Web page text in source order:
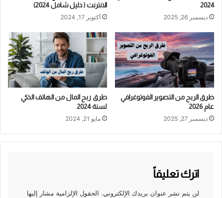
2024
ديسمبر 26, 2025
الانترنت ( دليل شامل 2024)
أكتوبر 17, 2024
طرق الربح من التصوير الفوتوغرافي
عام 2026
ديسمبر 27, 2025
طرق ربح المال من الهاتف الذكي
لسنة 2024
مايو 21, 2024
اترك تعليقاً
لن يتم نشر عنوان بريدك الإلكتروني. الحقول الإلزامية مشار إليها